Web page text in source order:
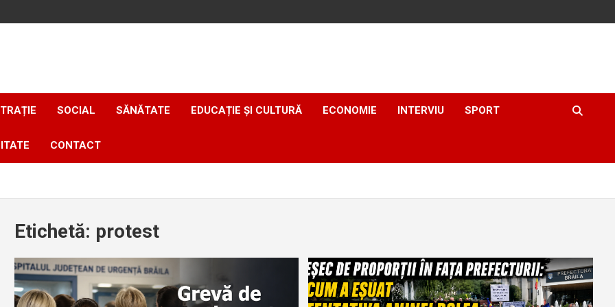
SOCIAL SĂNĂTATE EDUCAȚIE ȘI CULTURĂ ECONOMIE INTERVIU SPORT
CONTACT
Etichetă: protest